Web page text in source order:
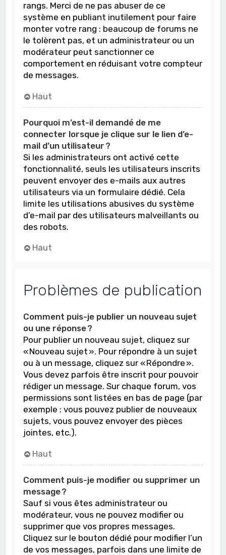
rangs. Merci de ne pas abuser de ce
système en publiant inutilement pour faire
monter votre rang : beaucoup de forums ne
le tolèrent pas, et un administrateur ou un
modérateur peut sanctionner ce
comportement en réduisant votre compteur
de messages.
Haut
Pourquoi m’est-il demandé de me
connecter lorsque je clique sur le lien d’e-
mail d’un utilisateur ?
Si les administrateurs ont activé cette
fonctionnalité, seuls les utilisateurs inscrits
peuvent envoyer des e-mails aux autres
utilisateurs via un formulaire dédié. Cela
limite les utilisations abusives du système
d’e-mail par des utilisateurs malveillants ou
des robots.
Haut
Problèmes de publication
Comment puis-je publier un nouveau sujet
ou une réponse ?
Pour publier un nouveau sujet, cliquez sur
« Nouveau sujet ». Pour répondre à un sujet
ou à un message, cliquez sur « Répondre ».
Vous devez parfois être inscrit pour pouvoir
rédiger un message. Sur chaque forum, vos
permissions sont listées en bas de page (par
exemple : vous pouvez publier de nouveaux
sujets, vous pouvez envoyer des pièces
jointes, etc.).
Haut
Comment puis-je modifier ou supprimer un
message ?
Sauf si vous êtes administrateur ou
modérateur, vous ne pouvez modifier ou
supprimer que vos propres messages.
Cliquez sur le bouton dédié pour modifier l’un
de vos messages, parfois dans une limite de